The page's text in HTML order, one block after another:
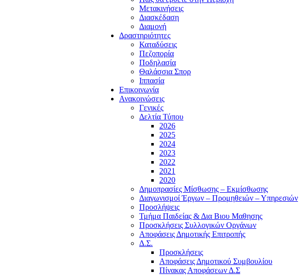
Μετακινήσεις
Διασκέδαση
Διαμονή
Δραστηριότητες
Καταδύσεις
Πεζοπορία
Ποδηλασία
Θαλάσσια Σπορ
Ιππασία
Επικοινωνία
Ανακοινώσεις
Γενικές
Δελτία Τύπου
2026
2025
2024
2023
2022
2021
2020
Δημοπρασίες Μίσθωσης – Εκμίσθωσης
Διαγωνισμοί Έργων – Προμηθειών – Υπηρεσιών
Προσλήψεις
Τμήμα Παιδείας & Δια Βιου Μαθησης
Προσκλήσεις Συλλογικών Οργάνων
Αποφάσεις Δημοτικής Επιτροπής
Δ.Σ.
Προσκλήσεις
Αποφάσεις Δημοτικού Συμβουλίου
Πίνακας Αποφάσεων Δ.Σ